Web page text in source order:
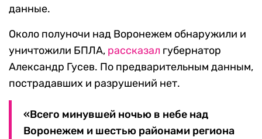
данные.
Около полуночи над Воронежем обнаружили и
уничтожили БПЛА, рассказал губернатор
Александр Гусев. По предварительным данным,
пострадавших и разрушений нет.
«Всего минувшей ночью в небе над
Воронежем и шестью районами региона